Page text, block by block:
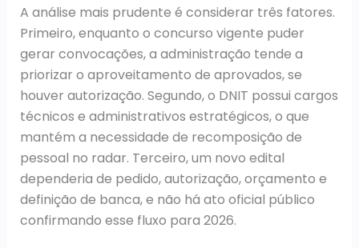
A análise mais prudente é considerar três fatores.
Primeiro, enquanto o concurso vigente puder
gerar convocações, a administração tende a
priorizar o aproveitamento de aprovados, se
houver autorização. Segundo, o DNIT possui cargos
técnicos e administrativos estratégicos, o que
mantém a necessidade de recomposição de
pessoal no radar. Terceiro, um novo edital
dependeria de pedido, autorização, orçamento e
definição de banca, e não há ato oficial público
confirmando esse fluxo para 2026.